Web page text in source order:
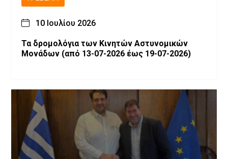
10 Ιουλίου 2026
Τα δρομολόγια των Κινητών Αστυνομικών
Μονάδων (από 13-07-2026 έως 19-07-2026)